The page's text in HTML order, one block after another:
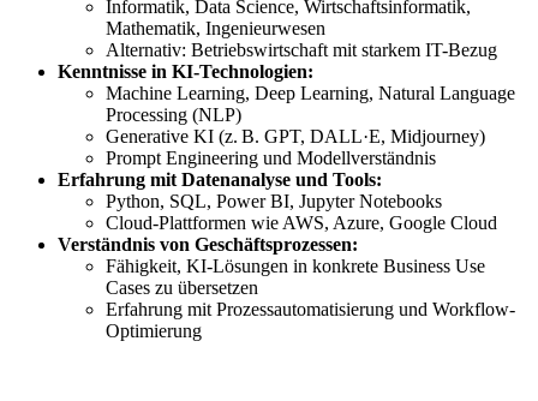
Informatik, Data Science, Wirtschaftsinformatik,
Mathematik, Ingenieurwesen
Alternativ: Betriebswirtschaft mit starkem IT-Bezug
Kenntnisse in KI-Technologien:
Machine Learning, Deep Learning, Natural Language
Processing (NLP)
Generative KI (z. B. GPT, DALL·E, Midjourney)
Prompt Engineering und Modellverständnis
Erfahrung mit Datenanalyse und Tools:
Python, SQL, Power BI, Jupyter Notebooks
Cloud-Plattformen wie AWS, Azure, Google Cloud
Verständnis von Geschäftsprozessen:
Fähigkeit, KI-Lösungen in konkrete Business Use
Cases zu übersetzen
Erfahrung mit Prozessautomatisierung und Workflow-
Optimierung